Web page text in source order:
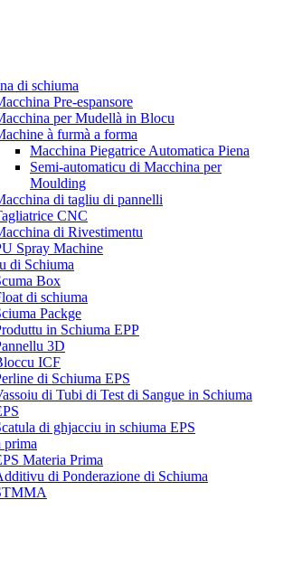
di schiuma
Pre-espansore
per Mudellà in Blocu
à furmà a forma
Macchina Piegatrice Automatica Piena
Semi-automaticu di Macchina per
Moulding
di tagliu di pannelli
CNC
di Rivestimentu
Spray Machine
di Schiuma
Box
di schiuma
Packge
in Schiuma EPP
3D
ICF
di Schiuma EPS
di Tubi di Test di Sangue in Schiuma
di ghjacciu in schiuma EPS
prima
Materia Prima
di Ponderazione di Schiuma